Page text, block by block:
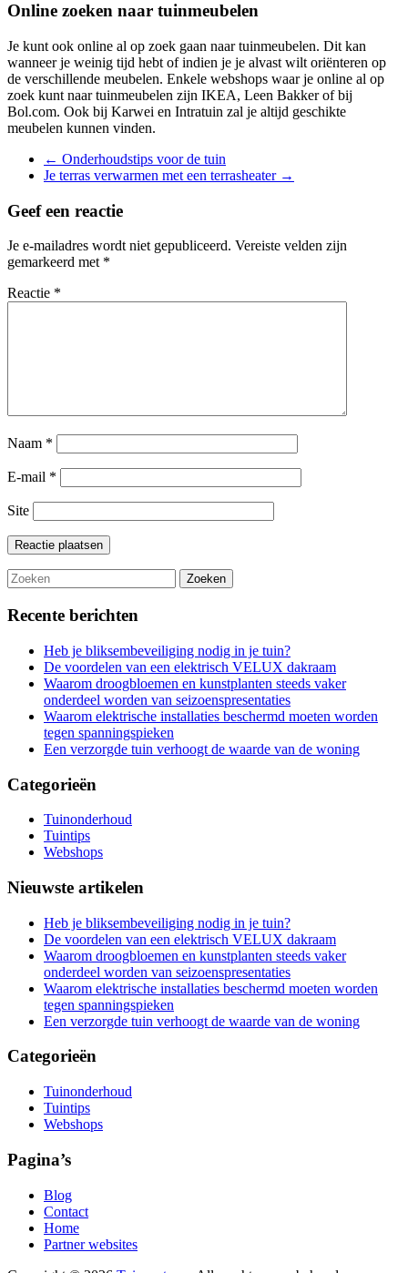
Online zoeken naar tuinmeubelen
Je kunt ook online al op zoek gaan naar tuinmeubelen. Dit kan
wanneer je weinig tijd hebt of indien je je alvast wilt oriënteren op
de verschillende meubelen. Enkele webshops waar je online al op
zoek kunt naar tuinmeubelen zijn IKEA, Leen Bakker of bij
Bol.com. Ook bij Karwei en Intratuin zal je altijd geschikte
meubelen kunnen vinden.
← Onderhoudstips voor de tuin
Je terras verwarmen met een terrasheater →
Geef een reactie
Je e-mailadres wordt niet gepubliceerd. Vereiste velden zijn
gemarkeerd met *
Reactie *
Naam *
E-mail *
Site
Recente berichten
Heb je bliksembeveiliging nodig in je tuin?
De voordelen van een elektrisch VELUX dakraam
Waarom droogbloemen en kunstplanten steeds vaker
onderdeel worden van seizoenspresentaties
Waarom elektrische installaties beschermd moeten worden
tegen spanningspieken
Een verzorgde tuin verhoogt de waarde van de woning
Categorieën
Tuinonderhoud
Tuintips
Webshops
Nieuwste artikelen
Heb je bliksembeveiliging nodig in je tuin?
De voordelen van een elektrisch VELUX dakraam
Waarom droogbloemen en kunstplanten steeds vaker
onderdeel worden van seizoenspresentaties
Waarom elektrische installaties beschermd moeten worden
tegen spanningspieken
Een verzorgde tuin verhoogt de waarde van de woning
Categorieën
Tuinonderhoud
Tuintips
Webshops
Pagina’s
Blog
Contact
Home
Partner websites